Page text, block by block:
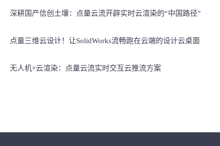
深耕国产信创土壤：点量云流开辟实时云渲染的“中国路径”
点量三维云设计！让SolidWorks流畅跑在云端的设计云桌面
无人机×云渲染：点量云流实时交互云推流方案